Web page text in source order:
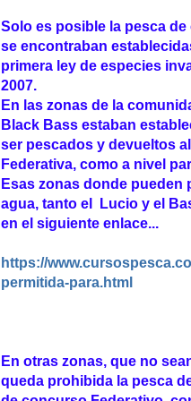
Solo es posible la pesca
se encontraban
primera ley de especies
2007.
En las zonas de la
Black Bass estaban
ser pescados y devueltos
Federativa, como a nivel
Esas zonas donde pueden
agua, tanto el Lucio y el
en el siguiente enlace...
https://
permitida-para.html
En otras zonas, que no
queda prohibida la pesca